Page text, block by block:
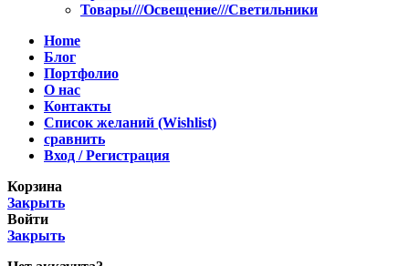
Товары///Освещение///Светильники
Home
Блог
Портфолио
О нас
Контакты
Список желаний (Wishlist)
сравнить
Вход / Регистрация
Корзина
Закрыть
Войти
Закрыть